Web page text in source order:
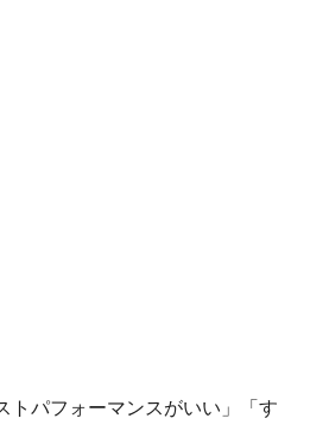
トパフォーマンスがいい」「す